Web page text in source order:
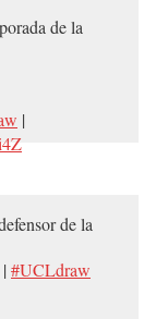
de la
|
de la
| #UCLdraw